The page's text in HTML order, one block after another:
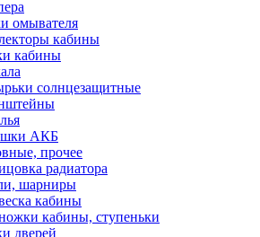
омывателя
кабины
кабины
солнцезащитные
АКБ
прочее
радиатора
шарниры
кабины
кабины, ступеньки
дверей